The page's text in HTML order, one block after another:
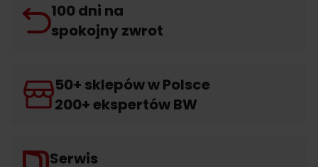
100 dni na
spokojny zwrot
50+ sklepów w Polsce
200+ ekspertów BW
Serwis